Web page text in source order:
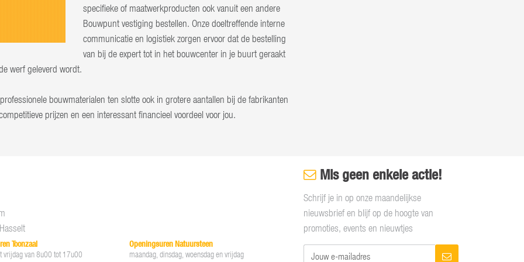
specifieke of maatwerkproducten ook vanuit een andere
Bouwpunt vestiging bestellen. Onze doeltreffende interne
communicatie en logistiek zorgen ervoor dat de bestelling
van bij de expert tot in het bouwcenter in je buurt geraakt
werf geleverd wordt.
bouwmaterialen ten slotte ook in grotere aantallen bij de fabrikanten
prijzen en een interessant financieel voordeel voor jou.
Toonzaal
vrijdag van 8u00 tot 17u00
Openingsuren Natuursteen
maandag, dinsdag, woensdag en vrijdag
Mis geen enkele actie!
Schrijf je in op onze maandelijkse
nieuwsbrief en blijf op de hoogte van
promoties, events en nieuwtjes